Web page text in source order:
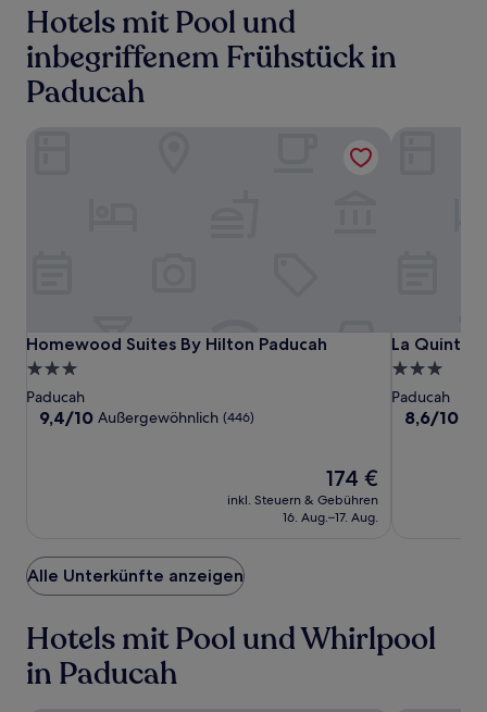
1 Übernachtung
von
2 Erwachsenen
gefunden
wurde.
und
Hotels mit Pool und
inbegriffenem Frühstück in
Paducah
Homewood
Suites
By
Hilton
Paducah
Homewood
Suites
By
Hilton
Paducah
Homewood Suites By Hilton Paducah
Homewood Suites By Hilton Paducah
3.0-
Sterne-
Unterkunft
Paducah
9.4
9,4/10 Außergewöhnlich (446)
Der
Preis
beträgt
174 €
inkl. Steuern & Gebühren
16. Aug.–17. Aug.
Homewood Suites By Hilton Paducah
La
Quinta
Inn
Suites
La Quinta
La Quinta
3.0-
Sterne-
Unterkunft
Paducah
8.6
8,6/10
La Quinta
Alle Unterkünfte anzeigen
Hotels mit Pool und Whirlpool
in Paducah